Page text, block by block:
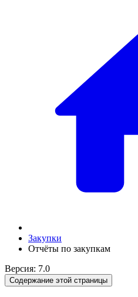
Закупки
Отчёты по закупкам
Версия: 7.0
Содержание этой страницы